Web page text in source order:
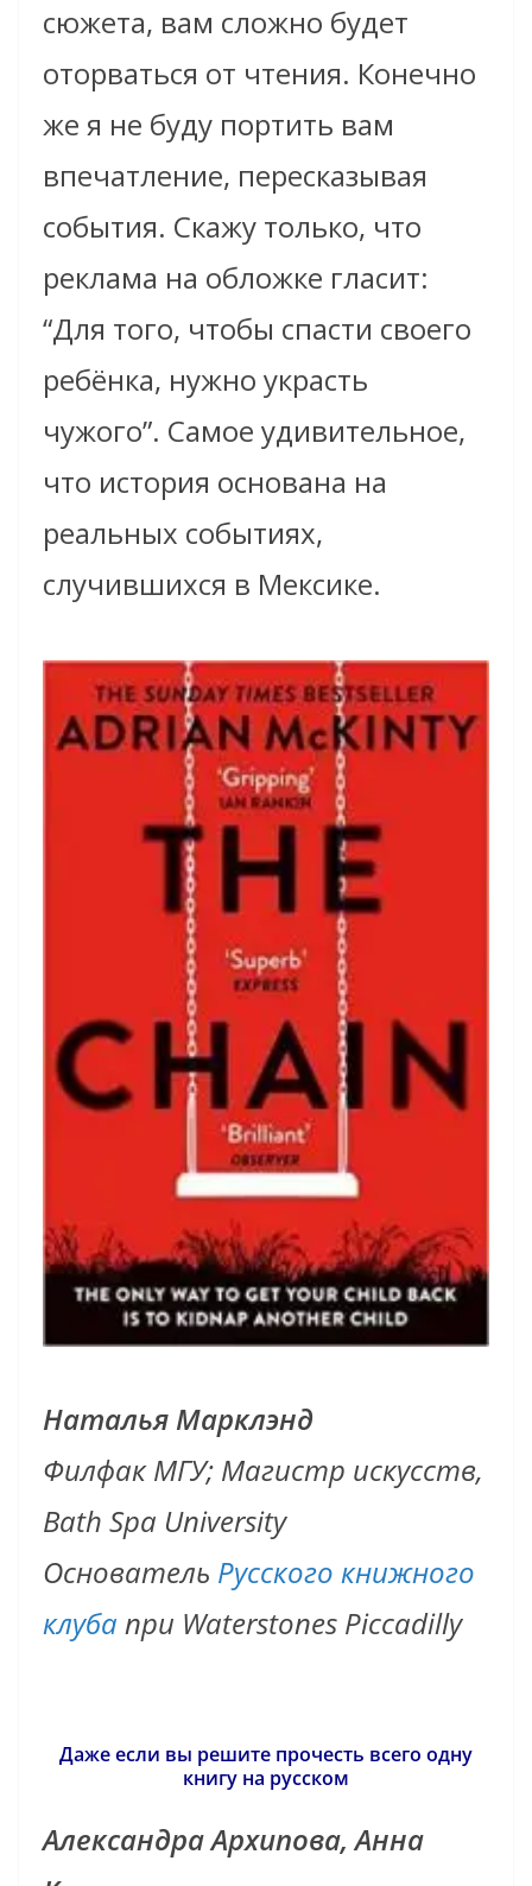
сюжета, вам сложно будет
оторваться от чтения. Конечно
же я не буду портить вам
впечатление, пересказывая
события. Скажу только, что
реклама на обложке гласит:
“Для того, чтобы спасти своего
ребёнка, нужно украсть
чужого”. Самое удивительное,
что история основана на
реальных событиях,
случившихся в Мексике.
Наталья Марклэнд
Филфак МГУ; Магистр искусств,
Bath Spa University
Основатель Русского книжного
клуба при Waterstones Piccadilly
Даже если вы решите прочесть всего одну
книгу на русском
Александра Архипова, Анна